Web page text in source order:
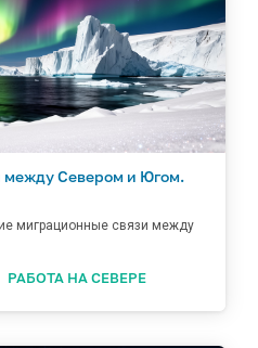
между Севером и Югом.
миграционные связи между
РАБОТА НА СЕВЕРЕ